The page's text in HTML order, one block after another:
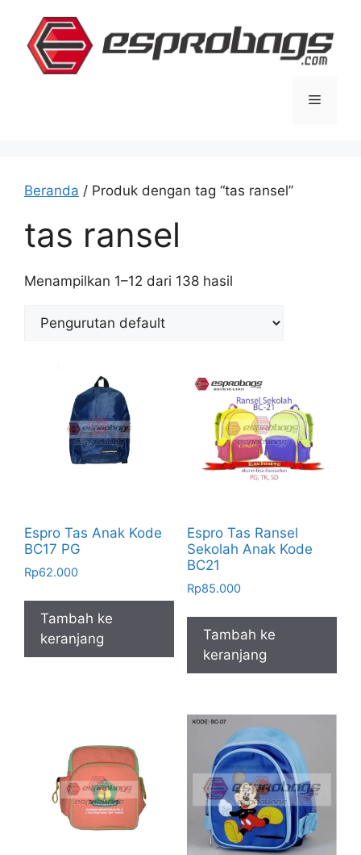
Menu
Beranda / Produk dengan tag “tas ransel”
tas ransel
Menampilkan 1–12 dari 138 hasil
Espro Tas Anak Kode
BC17 PG
Rp62.000
Tambah ke
keranjang
Espro Tas Ransel
Sekolah Anak Kode
BC21
Rp85.000
Tambah ke
keranjang